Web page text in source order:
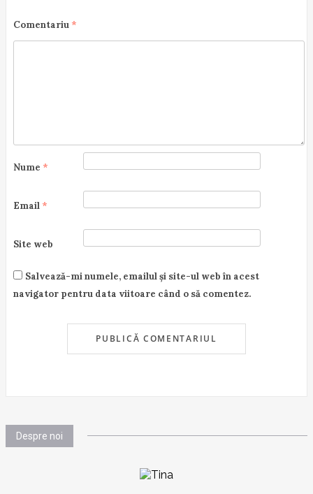
Comentariu *
Nume *
Email *
Site web
Salvează-mi numele, emailul și site-ul web în acest
navigator pentru data viitoare când o să comentez.
Despre noi